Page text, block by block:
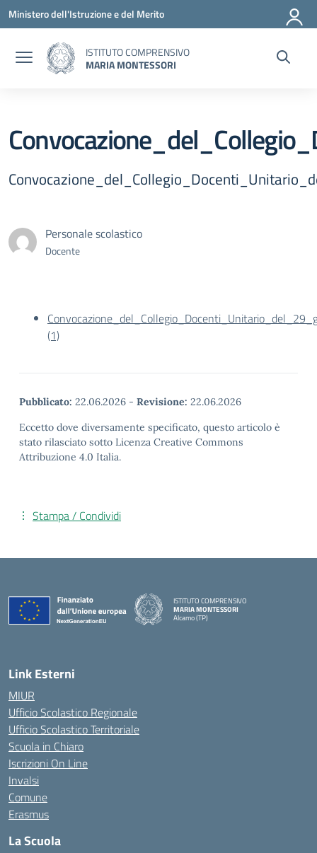
Vai ai contenuti
Vai al menu di navigazione
Vai al footer
Ministero dell'Istruzione e del Merito
ISTITUTO COMPRENSIVO
MARIA MONTESSORI
Personale scolastico
Docente
(1)
Pubblicato: 22.06.2026 - Revisione: 22.06.2026
Eccetto dove diversamente specificato, questo articolo è
stato rilasciato sotto Licenza Creative Commons
Attribuzione 4.0 Italia.
Stampa / Condividi
ISTITUTO COMPRENSIVO
MARIA MONTESSORI
Alcamo (TP)
Link Esterni
MIUR
Ufficio Scolastico Regionale
Ufficio Scolastico Territoriale
Scuola in Chiaro
Iscrizioni On Line
Invalsi
Comune
Erasmus
La Scuola